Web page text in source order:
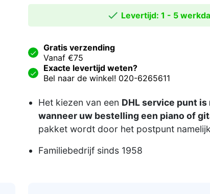
 Levertijd: 1 - 5
Gratis verzending
Vanaf €75
Exacte levertijd weten?
Bel naar de winkel! 020-6265611
Het kiezen van een DHL service punt
wanneer uw bestelling een piano of
pakket wordt door het postpunt
Familiebedrijf sinds 1958